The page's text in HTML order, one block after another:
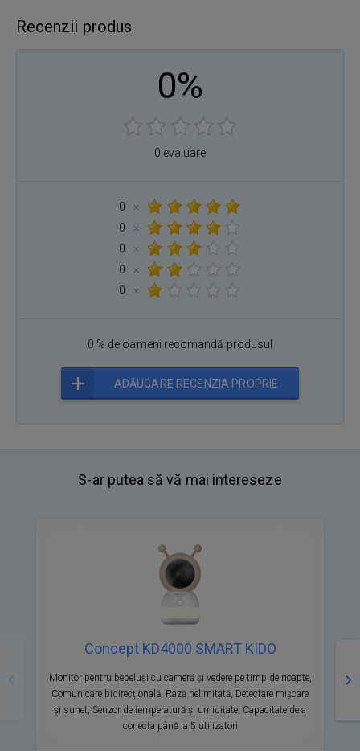
Recenzii produs
0%
0 evaluare
0
×
0
×
0
×
0
×
0
×
0 % de oameni recomandă produsul
ADĂUGARE RECENZIA PROPRIE
S-ar putea să vă mai intereseze
Concept KD4000 SMART KIDO
Monitor pentru bebeluși cu cameră și vedere pe timp de noapte,
Comunicare bidirecțională, Rază nelimitată, Detectare mișcare
și sunet, Senzor de temperatură și umiditate, Capacitate de a
conecta până la 5 utilizatori